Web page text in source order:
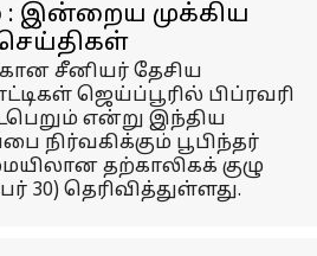
: இன்றைய முக்கிய
சீனியர் தேசிய
ஜெய்ப்பூரில் பிப்ரவரி
என்று இந்திய
நிர்வகிக்கும் பூபிந்தர்
தற்காலிகக் குழு
30) தெரிவித்துள்ளது.